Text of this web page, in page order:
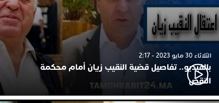
الثلاثاء 30 مايو 2023 - 2:17
بالفيديو.. تفاصيل قضية النقيب زيان أمام محكمة
النقض